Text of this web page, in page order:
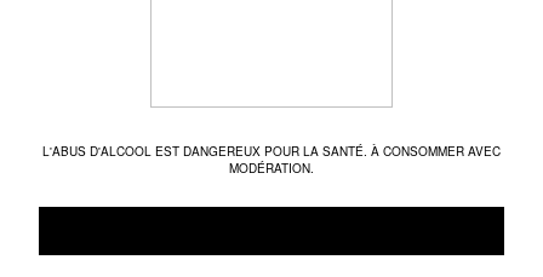
L'ABUS D'ALCOOL EST DANGEREUX POUR LA SANTÉ. À CONSOMMER AVEC
MODÉRATION.